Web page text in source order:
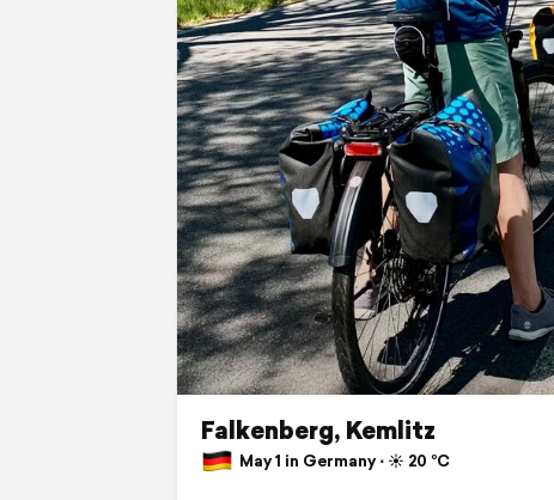
Falkenberg, Kemlitz
May 1 in Germany ⋅ ☀️ 20 °C